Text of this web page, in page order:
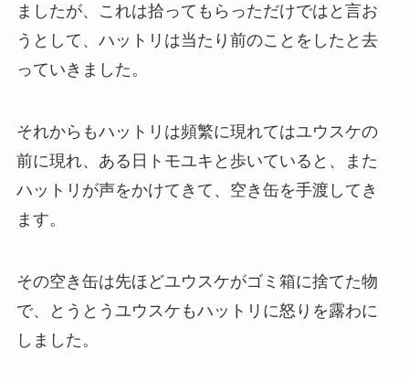
ましたが、これは拾ってもらっただけではと言お
うとして、ハットリは当たり前のことをしたと去
っていきました。
それからもハットリは頻繁に現れてはユウスケの
前に現れ、ある日トモユキと歩いていると、また
ハットリが声をかけてきて、空き缶を手渡してき
ます。
その空き缶は先ほどユウスケがゴミ箱に捨てた物
で、とうとうユウスケもハットリに怒りを露わに
しました。